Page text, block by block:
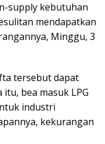
supply kebutuhan
mendapatkan
Minggu, 3
tersebut dapat
bea masuk LPG
industri
kekurangan